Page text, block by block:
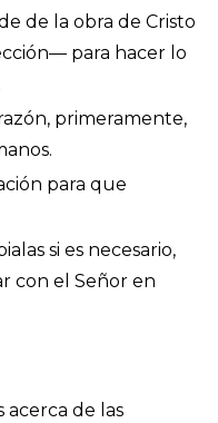
de la obra de Cristo
— para hacer lo
primeramente,
para que
si es necesario,
con el Señor en
acerca de las